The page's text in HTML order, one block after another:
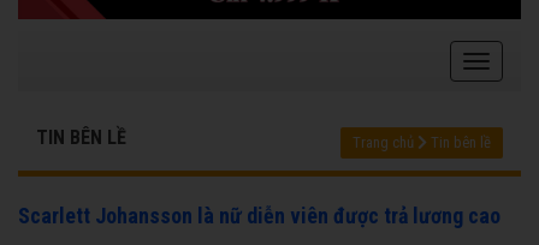
TIN BÊN LỀ Trang chủ Tin bên lề
Scarlett Johansson là nữ diễn viên được trả lương cao